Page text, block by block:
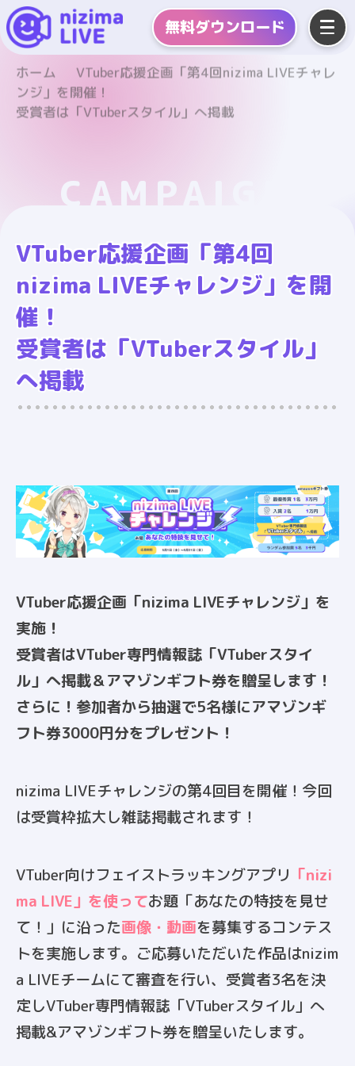
無料ダウンロード
ホーム
VTuber応援企画「第4回nizima LIVEチャレ
ンジ」を開催！
受賞者は「VTuberスタイル」へ掲載
CAMPAIGN
VTuber応援企画「第4回
nizima LIVEチャレンジ」を開
催！
受賞者は「VTuberスタイル」
へ掲載
VTuber応援企画「nizima LIVEチャレンジ」を
実施！
受賞者はVTuber専門情報誌「VTuberスタイ
ル」へ掲載＆アマゾンギフト券を贈呈します！
さらに！参加者から抽選で5名様にアマゾンギ
フト券3000円分をプレゼント！
nizima LIVEチャレンジの第4回目を開催！今回
は受賞枠拡大し雑誌掲載されます！
VTuber向けフェイストラッキングアプリ 「nizi
ma LIVE」を使ってお題「あなたの特技を見せ
て！ 」に沿った画像・動画を募集するコンテス
トを実施します。ご応募いただいた作品はnizim
a LIVEチームにて審査を行い、受賞者3名を決
定しVTuber専門情報誌「VTuberスタイル」へ
掲載&アマゾンギフト券を贈呈いたします。